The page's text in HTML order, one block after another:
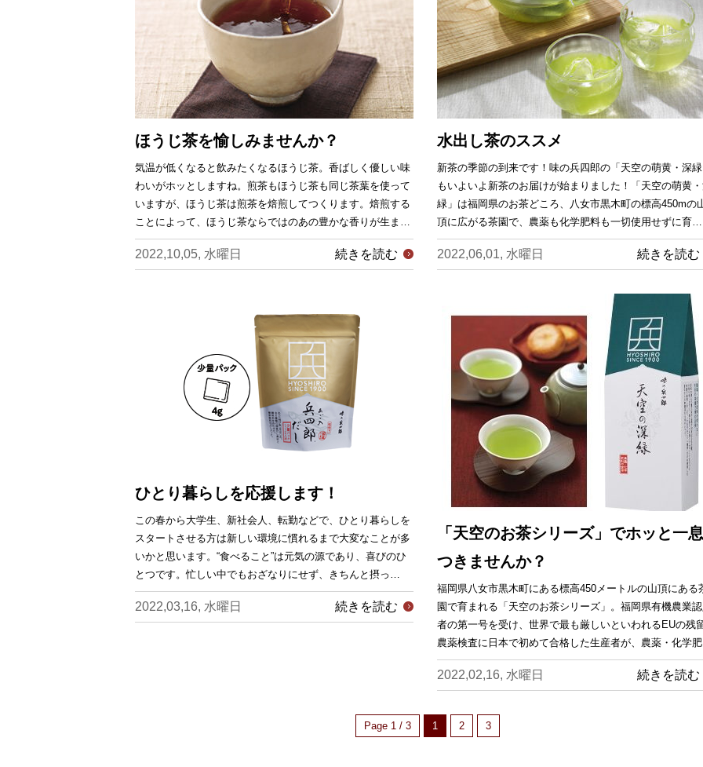
ほうじ茶を愉しみませんか？
気温が低くなると飲みたくなるほうじ茶。香ばしく優しい味
わいがホッとしますね。煎茶もほうじ茶も同じ茶葉を使って
いますが、ほうじ茶は煎茶を焙煎してつくります。焙煎する
ことによって、ほうじ茶ならではのあの豊かな香りが生ま…
2022,10,05, 水曜日 続きを読む
水出し茶のススメ
新茶の季節の到来です！味の兵四郎の「天空の萌黄・深
もいよいよ新茶のお届けが始まりました！「天空の萌黄
緑」は福岡県のお茶どころ、八女市黒木町の標高450mの
頂に広がる茶園で、農薬も化学肥料も一切使用せずに育…
2022,06,01, 水曜日 続きを読む
ひとり暮らしを応援します！
この春から大学生、新社会人、転勤などで、ひとり暮らしを
スタートさせる方は新しい環境に慣れるまで大変なことが多
いかと思います。“食べること”は元気の源であり、喜びのひ
とつです。忙しい中でもおざなりにせず、きちんと摂っ…
2022,03,16, 水曜日 続きを読む
「天空のお茶シリーズ」でホッと一息
つきませんか？
福岡県八女市黒木町にある標高450メートルの山頂にある
園で育まれる「天空のお茶シリーズ」。福岡県有機農業
者の第一号を受け、世界で最も厳しいといわれるEUの残
農薬検査に日本で初めて合格した生産者が、農薬・化学
2022,02,16, 水曜日 続きを読む
Page 1 / 3 1 2 3